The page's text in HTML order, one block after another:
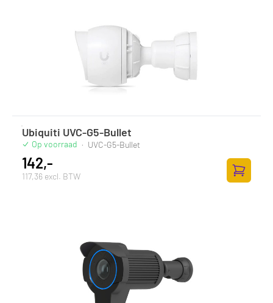
Ubiquiti UVC-G5-Bullet
Op voorraad · UVC-G5-Bullet
142,-
117,36 excl. BTW